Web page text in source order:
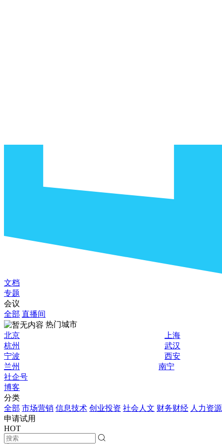
文档
专题
会议
全部 直播间
热门城市
北京
上海
杭州
武汉
宁波
西安
兰州
南宁
社企号
博客
分类
全部 市场营销 信息技术 创业投资 社会人文 财务财经 人力资源
申请试用
HOT